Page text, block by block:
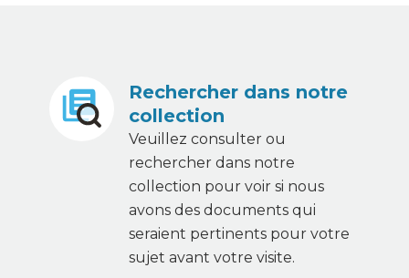
Rechercher dans notre
collection
Veuillez consulter ou
rechercher dans notre
collection pour voir si nous
avons des documents qui
seraient pertinents pour votre
sujet avant votre visite.